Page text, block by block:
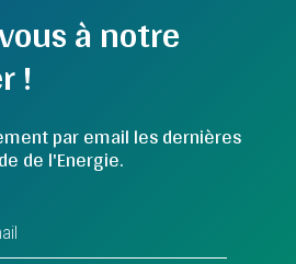
à notre
!
par email les dernières
de l'Energie.